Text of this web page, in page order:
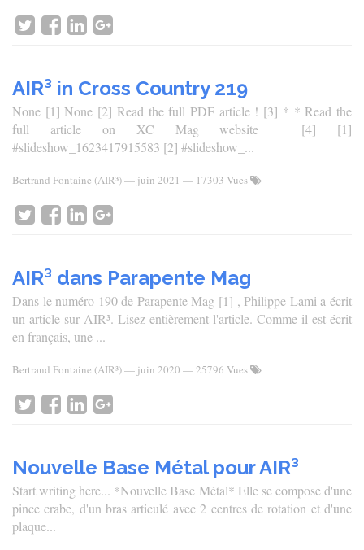
AIR³ in Cross Country 219
None [1] None [2] Read the full PDF article ! [3] * * Read the
full article on XC Mag website [4] [1]
#slideshow_1623417915583 [2] #slideshow_...
Bertrand Fontaine (AIR³)— juin 2021 — 17303 Vues
AIR³ dans Parapente Mag
Dans le numéro 190 de Parapente Mag [1] , Philippe Lami a écrit
un article sur AIR³. Lisez entièrement l'article. Comme il est écrit
en français, une ...
Bertrand Fontaine (AIR³)— juin 2020 — 25796 Vues
Nouvelle Base Métal pour AIR³
Start writing here... *Nouvelle Base Métal* Elle se compose d'une
pince crabe, d'un bras articulé avec 2 centres de rotation et d'une
plaque...